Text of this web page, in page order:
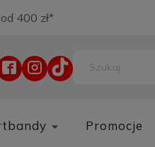
400 zł*
Promocje